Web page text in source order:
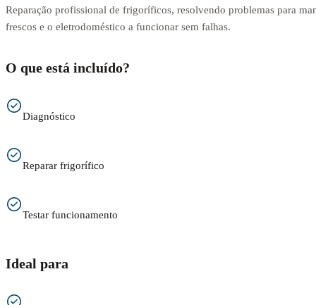
Reparação profissional de frigoríficos, resolvendo problemas para
frescos e o eletrodoméstico a funcionar sem falhas.
O que está incluído?
Diagnóstico
Reparar frigorífico
Testar funcionamento
Ideal para